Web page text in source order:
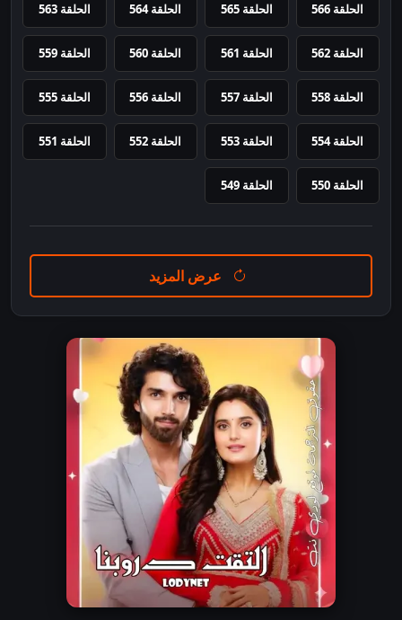
الحلقة 566 الحلقة 565 الحلقة 564 الحلقة 563
الحلقة 562 الحلقة 561 الحلقة 560 الحلقة 559
الحلقة 558 الحلقة 557 الحلقة 556 الحلقة 555
الحلقة 554 الحلقة 553 الحلقة 552 الحلقة 551
الحلقة 550 الحلقة 549
عرض المزيد